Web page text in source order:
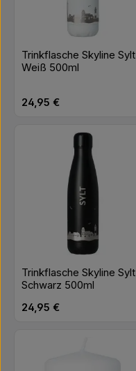
Trinkflasche Skyline Sylt
Weiß 500ml
Regulärer Preis:
24,95 €
Trinkflasche Skyline Sylt
Schwarz 500ml
Regulärer Preis:
24,95 €